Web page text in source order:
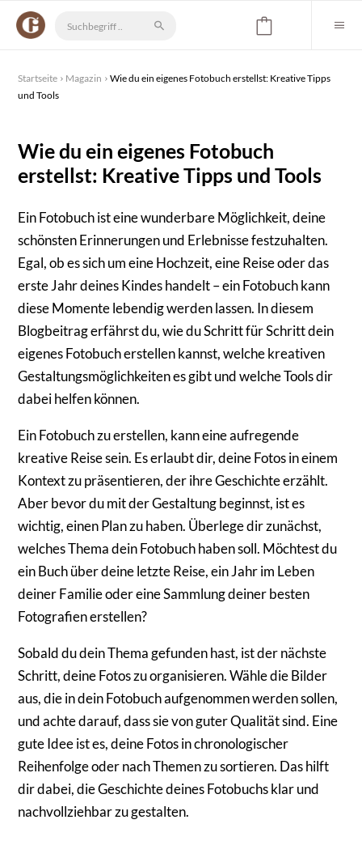
Startseite Magazin
Wie du ein eigenes Fotobuch erstellst: Kreative Tipps
und Tools
Wie du ein eigenes Fotobuch
erstellst: Kreative Tipps und Tools
Ein Fotobuch ist eine wunderbare Möglichkeit, deine
schönsten Erinnerungen und Erlebnisse festzuhalten.
Egal, ob es sich um eine Hochzeit, eine Reise oder das
erste Jahr deines Kindes handelt – ein Fotobuch kann
diese Momente lebendig werden lassen. In diesem
Blogbeitrag erfährst du, wie du Schritt für Schritt dein
eigenes Fotobuch erstellen kannst, welche kreativen
Gestaltungsmöglichkeiten es gibt und welche Tools dir
dabei helfen können.
Ein Fotobuch zu erstellen, kann eine aufregende
kreative Reise sein. Es erlaubt dir, deine Fotos in einem
Kontext zu präsentieren, der ihre Geschichte erzählt.
Aber bevor du mit der Gestaltung beginnst, ist es
wichtig, einen Plan zu haben. Überlege dir zunächst,
welches Thema dein Fotobuch haben soll. Möchtest du
ein Buch über deine letzte Reise, ein Jahr im Leben
deiner Familie oder eine Sammlung deiner besten
Fotografien erstellen?
Sobald du dein Thema gefunden hast, ist der nächste
Schritt, deine Fotos zu organisieren. Wähle die Bilder
aus, die in dein Fotobuch aufgenommen werden sollen,
und achte darauf, dass sie von guter Qualität sind. Eine
gute Idee ist es, deine Fotos in chronologischer
Reihenfolge oder nach Themen zu sortieren. Das hilft
dir dabei, die Geschichte deines Fotobuchs klar und
nachvollziehbar zu gestalten.